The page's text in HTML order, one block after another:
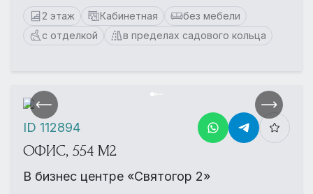
2 этаж Кабинетная
без мебели
с отделкой
в пределах садового кольца
ОФИС, 554 М2
В бизнес центре «Святогор 2»
ID 112894